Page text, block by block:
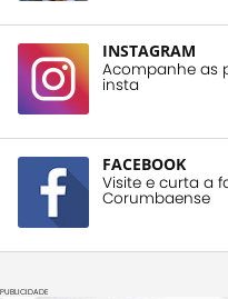
INSTAGRAM
Acompanhe as
insta
FACEBOOK
Visite e curta a
Corumbaense
PUBLICIDADE